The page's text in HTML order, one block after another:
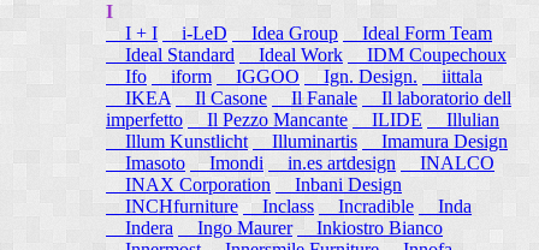
I
I + I
i-LeD Idea Group
Ideal Form Team
Ideal Standard
Ideal Work
IDM Coupechoux
Ifo
iform IGGOO Ign. Design.
iittala
IKEA
Il Casone Il Fanale
Il laboratorio dell
imperfetto
Il Pezzo Mancante ILIDE
Illulian
Illum Kunstlicht
Illuminartis
Imamura Design
Imasoto
Imondi in.es artdesign
INALCO
INAX Corporation
Inbani Design
INCHfurniture
Inclass Incradible
Inda
Indera
Ingo Maurer
Inkiostro Bianco